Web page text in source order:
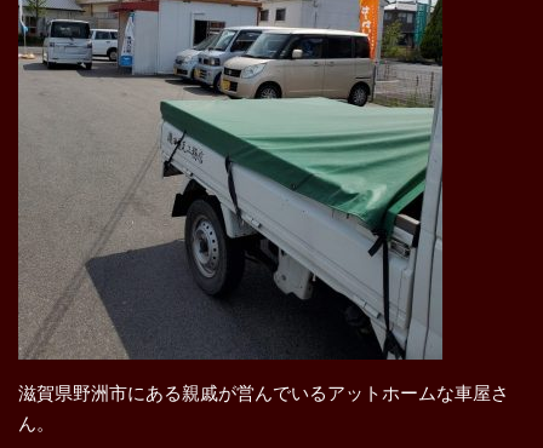
滋賀県野洲市にある親戚が営んでいるアットホームな車屋さ
ん。